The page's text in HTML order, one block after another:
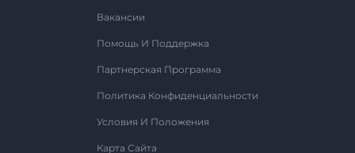
Вакансии
Помощь И Поддержка
Партнерская Программа
Политика Конфиденциальности
Условия И Положения
Карта Сайта